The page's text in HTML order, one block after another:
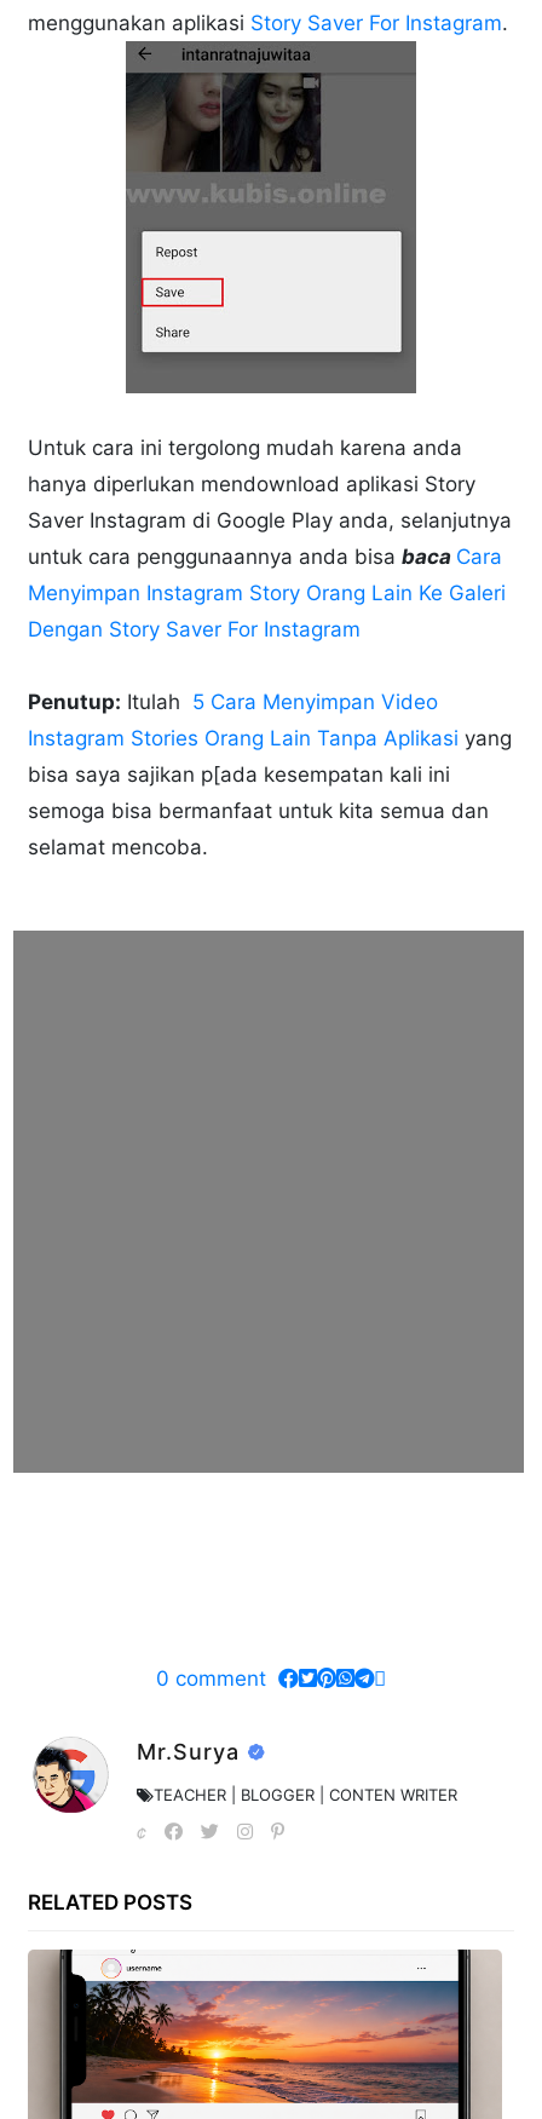
menggunakan aplikasi Story Saver For Instagram.
Untuk cara ini tergolong mudah karena anda
hanya diperlukan mendownload aplikasi Story
Saver Instagram di Google Play anda, selanjutnya
untuk cara penggunaannya anda bisabaca Cara
Menyimpan Instagram Story Orang Lain Ke Galeri
Dengan Story Saver For Instagram
Penutup: Itulah 5 Cara Menyimpan Video
Instagram Stories Orang Lain Tanpa Aplikasi yang
bisa saya sajikan p[ada kesempatan kali ini
semoga bisa bermanfaat untuk kita semua dan
selamat mencoba.
0 comment
Mr.Surya
TEACHER | BLOGGER | CONTEN WRITER
RELATED POSTS